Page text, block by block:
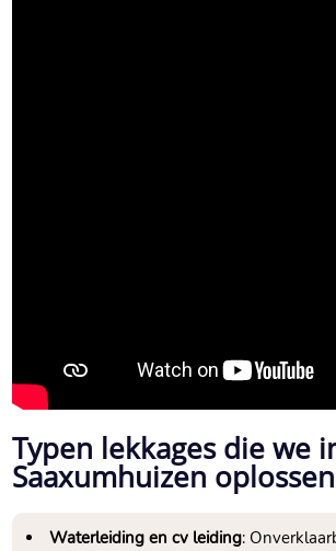
Typen lekkages die we
Saaxumhuizen oplossen
Waterleiding en cv leiding: